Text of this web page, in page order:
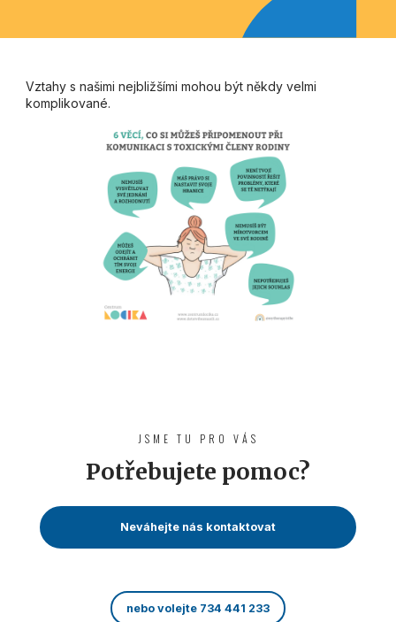
Vztahy s našimi nejbližšími mohou být někdy velmi
komplikované.
JSME TU PRO VÁS
Potřebujete pomoc?
Neváhejte nás kontaktovat
nebo volejte 734 441 233